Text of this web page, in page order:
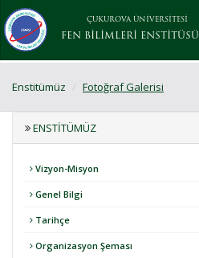
ÇUKUROVA ÜNİVERSİTESİ
FEN BİLİMLERİ ENSTİTÜSÜ
Enstitümüz Fotoğraf Galerisi
ENSTITÜMÜZ
Vizyon-Misyon
Genel Bilgi
Tarihçe
Organizasyon Şeması